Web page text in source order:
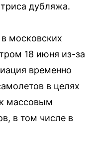
дубляжа.
московских
18 июня из-за
временно
в целях
массовым
в том числе в